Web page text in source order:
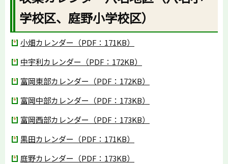
学校区、庭野小学校区）
小畑カレンダー（PDF：171KB）
中宇利カレンダー（PDF：172KB）
富岡東部カレンダー（PDF：172KB）
富岡中部カレンダー（PDF：173KB）
富岡西部カレンダー（PDF：173KB）
黒田カレンダー（PDF：171KB）
庭野カレンダー（PDF：173KB）